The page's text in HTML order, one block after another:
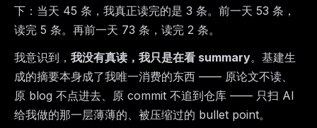
下：当天 45 条，我真正读完的是 3 条。前一天 53 条，
读完 5 条。再前一天 73 条，读完 2 条。
我意识到， 我没有真读，我只是在看 summary。基建生
成的摘要本身成了我唯一消费的东西 —— 原论文不读、
原 blog 不点进去、原 commit 不追到仓库 —— 只扫 AI
给我做的那一层薄薄的、被压缩过的 bullet point。